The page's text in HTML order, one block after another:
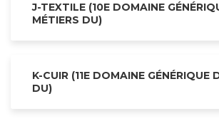
J-TEXTILE (10E DOMAINE
MÉTIERS DU)
K-CUIR (11E DOMAINE GÉNÉRIQUE
DU)